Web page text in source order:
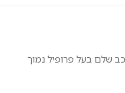
שלם בעל פרופיל נמוך